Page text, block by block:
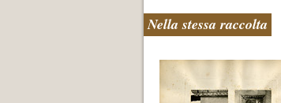
Nella stessa raccolta